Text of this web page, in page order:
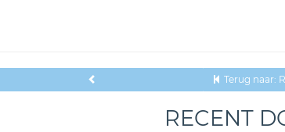
Terug naar:
RECENT